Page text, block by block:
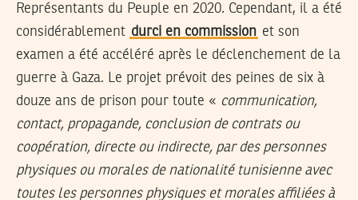
Représentants du Peuple en 2020. Cependant, il a été
considérablement durci en commission et son
examen a été accéléré après le déclenchement de la
guerre à Gaza. Le projet prévoit des peines de six à
douze ans de prison pour toute « communication,
contact, propagande, conclusion de contrats ou
coopération, directe ou indirecte, par des personnes
physiques ou morales de nationalité tunisienne avec
toutes les personnes physiques et morales affiliées à